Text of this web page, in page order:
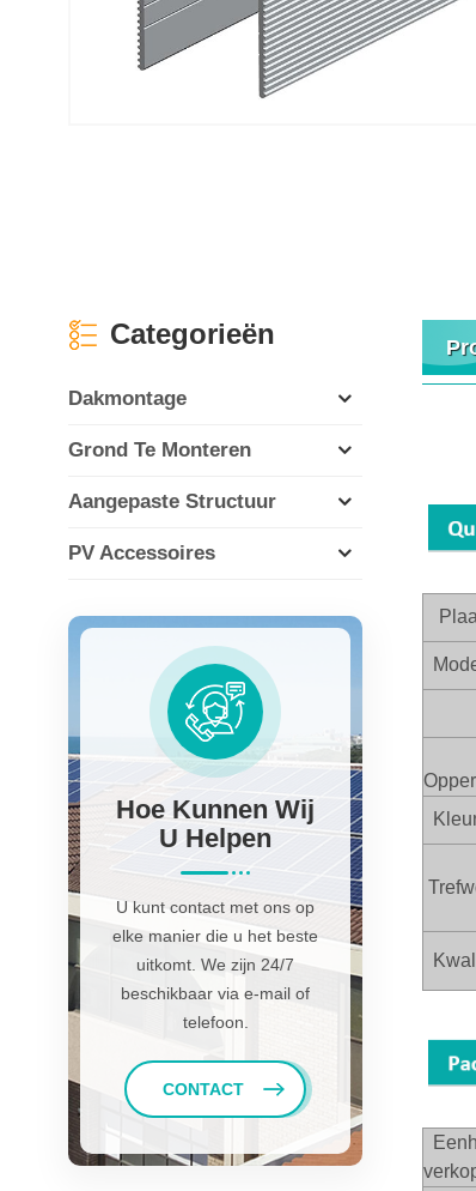
Categorieën
Dakmontage
Grond Te Monteren
Aangepaste Structuur
PV Accessoires
Hoe Kunnen Wij
U Helpen
U kunt contact met ons op
elke manier die u het beste
uitkomt. We zijn 24/7
beschikbaar via e-mail of
telefoon.
CONTACT